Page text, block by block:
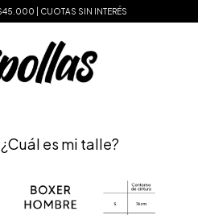
| CUOTAS SIN INTERÉS
¿Cuál es mi talle?